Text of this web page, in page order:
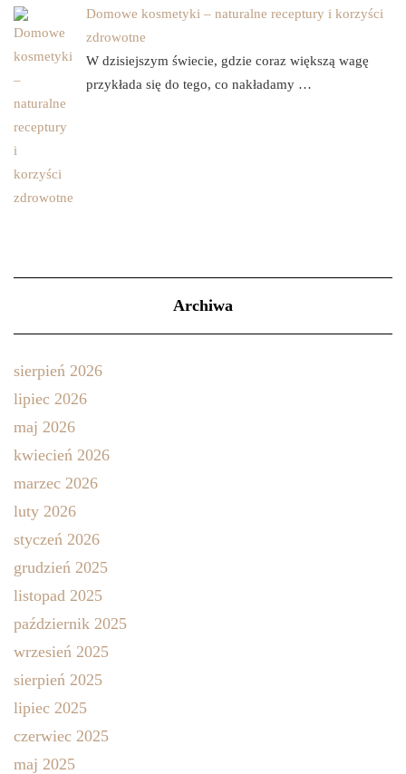
Domowe kosmetyki – naturalne receptury i korzyści
zdrowotne
W dzisiejszym świecie, gdzie coraz większą wagę
przykłada się do tego, co nakładamy …
Archiwa
sierpień 2026
lipiec 2026
maj 2026
kwiecień 2026
marzec 2026
luty 2026
styczeń 2026
grudzień 2025
listopad 2025
październik 2025
wrzesień 2025
sierpień 2025
lipiec 2025
czerwiec 2025
maj 2025